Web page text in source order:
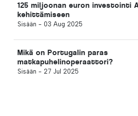
125 miljoonan euron investointi
kehittämiseen
Sisään - 03 Aug 2025
Mikä on Portugalin paras
matkapuhelinoperaattori?
Sisään - 27 Jul 2025